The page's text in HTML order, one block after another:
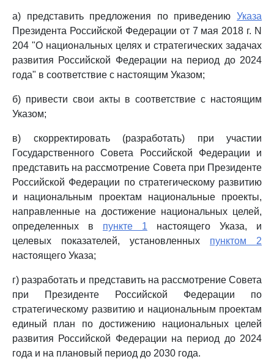
а) представить предложения по приведению Указа
Президента Российской Федерации от 7 мая 2018 г. N
204 "О национальных целях и стратегических задачах
развития Российской Федерации на период до 2024
года" в соответствие с настоящим Указом;
б) привести свои акты в соответствие с настоящим
Указом;
в) скорректировать (разработать) при участии
Государственного Совета Российской Федерации и
представить на рассмотрение Совета при Президенте
Российской Федерации по стратегическому развитию
и национальным проектам национальные проекты,
направленные на достижение национальных целей,
определенных в пункте 1 настоящего Указа, и
целевых показателей, установленных пунктом 2
настоящего Указа;
г) разработать и представить на рассмотрение Совета
при Президенте Российской Федерации по
стратегическому развитию и национальным проектам
единый план по достижению национальных целей
развития Российской Федерации на период до 2024
года и на плановый период до 2030 года.